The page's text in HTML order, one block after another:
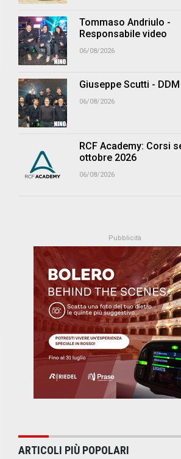
Tommaso Andriulo -
Responsabile video
06/08/2026
Giuseppe Scutti -
06/08/2026
RCF Academy: Corsi
ottobre 2026
06/08/2026
ARTICOLI PIÙ POPOLARI